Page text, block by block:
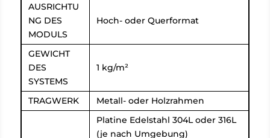
AUSRICHTU
NG DES
MODULS
Hoch- oder Querformat
GEWICHT
DES
SYSTEMS
1 kg/m²
TRAGWERK Metall- oder Holzrahmen
Platine Edelstahl 304L oder 316L
(je nach Umgebung)